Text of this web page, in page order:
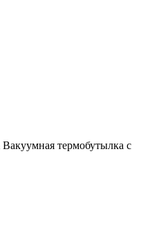
Вакуумная термобутылка с